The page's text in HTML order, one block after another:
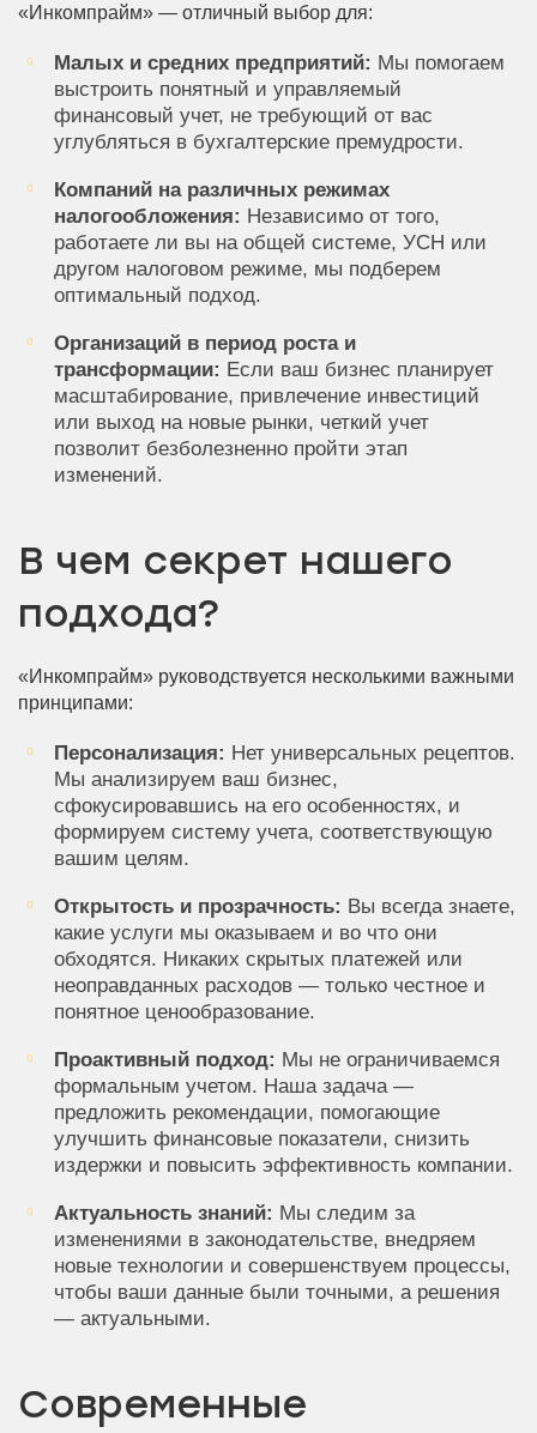
«Инкомпрайм» — отличный выбор для:
Малых и средних предприятий: Мы помогаем
выстроить понятный и управляемый
финансовый учет, не требующий от вас
углубляться в бухгалтерские премудрости.
Компаний на различных режимах
налогообложения: Независимо от того,
работаете ли вы на общей системе, УСН или
другом налоговом режиме, мы подберем
оптимальный подход.
Организаций в период роста и
трансформации: Если ваш бизнес планирует
масштабирование, привлечение инвестиций
или выход на новые рынки, четкий учет
позволит безболезненно пройти этап
изменений.
В чем секрет нашего
подхода?
«Инкомпрайм» руководствуется несколькими важными
принципами:
Персонализация: Нет универсальных рецептов.
Мы анализируем ваш бизнес,
сфокусировавшись на его особенностях, и
формируем систему учета, соответствующую
вашим целям.
Открытость и прозрачность: Вы всегда знаете,
какие услуги мы оказываем и во что они
обходятся. Никаких скрытых платежей или
неоправданных расходов — только честное и
понятное ценообразование.
Проактивный подход: Мы не ограничиваемся
формальным учетом. Наша задача —
предложить рекомендации, помогающие
улучшить финансовые показатели, снизить
издержки и повысить эффективность компании.
Актуальность знаний: Мы следим за
изменениями в законодательстве, внедряем
новые технологии и совершенствуем процессы,
чтобы ваши данные были точными, а решения
— актуальными.
Современные